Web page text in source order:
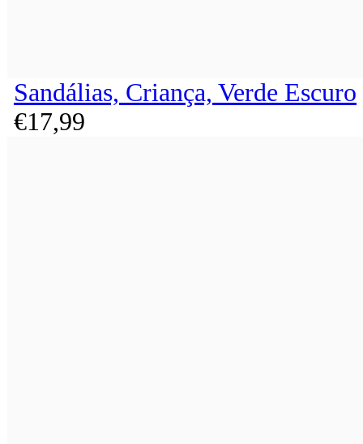
Sandálias, Criança, Verde Escuro
€17,99